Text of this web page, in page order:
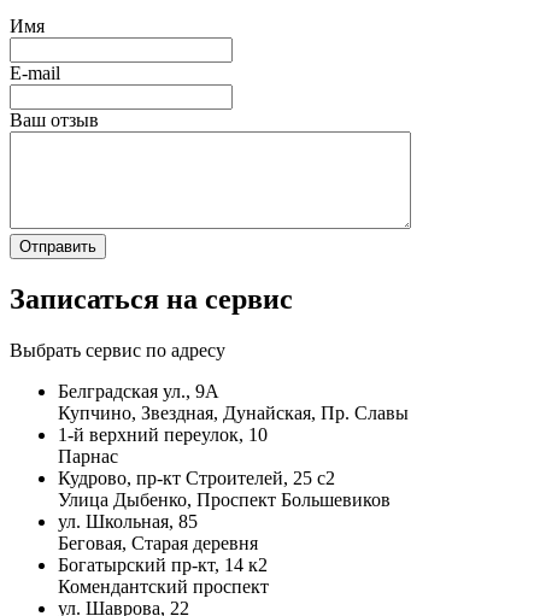
Имя
E-mail
Ваш отзыв
Записаться на сервис
Выбрать сервис по адресу
Белградская ул., 9А
Купчино, Звездная, Дунайская, Пр. Славы
1-й верхний переулок, 10
Парнас
Кудрово, пр-кт Строителей, 25 с2
Улица Дыбенко, Проспект Большевиков
ул. Школьная, 85
Беговая, Старая деревня
Богатырский пр-кт, 14 к2
Комендантский проспект
ул. Шаврова, 22